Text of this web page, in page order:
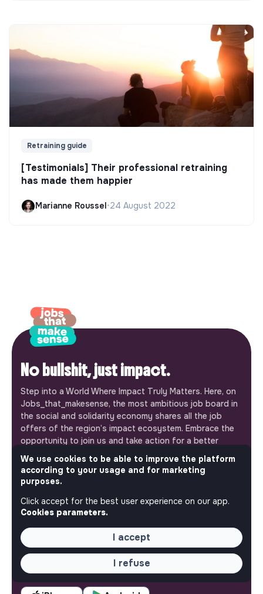
Retraining guide
[Testimonials] Their professional retraining
has made them happier
Marianne Roussel •24 August 2022
No bullshit, just impact.
Step into a World Where Impact Truly Matters. Here, on
Jobs_that_makesense, the most ambitious job board in
the social and solidarity economy shares all the job
offers of the region’s impact ecosystem. Embrace the
opportunity to join us and take action for a better
tomorrow.
This is your platform
Jobs_that_makesense is a free service brought to you
by the makesense association. Use its potential to
accelerate your projects and contribute to building a
Our mobile app
Get jobs that make sense on your phone so you never
miss an opportunity.
We use cookies to be able to improve the platform
according to your usage and for marketing
purposes.
Click accept for the best user experience on our app.
Cookies parameters.
I accept
I refuse